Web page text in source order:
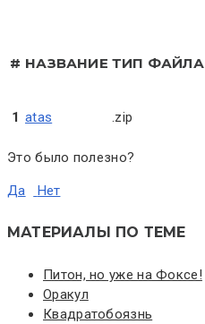
# НАЗВАНИЕ ТИП ФАЙЛА
1 atas .zip
Это было полезно?
Да Нет
МАТЕРИАЛЫ ПО ТЕМЕ
Питон, но уже на Фоксе!
Оракул
Квадратобоязнь